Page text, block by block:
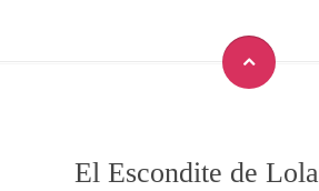
El Escondite de Lola